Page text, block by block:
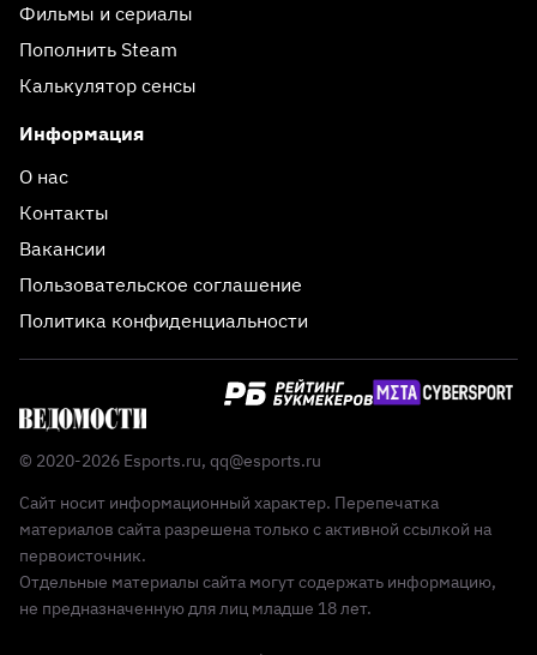
Фильмы и сериалы
Пополнить Steam
Калькулятор сенсы
Информация
О нас
Контакты
Вакансии
Пользовательское соглашение
Политика конфиденциальности
© 2020-2026 Esports.ru, qq@esports.ru
Сайт носит информационный характер. Перепечатка
материалов сайта разрешена только с активной ссылкой на
первоисточник.
Отдельные материалы сайта могут содержать информацию,
не предназначенную для лиц младше 18 лет.